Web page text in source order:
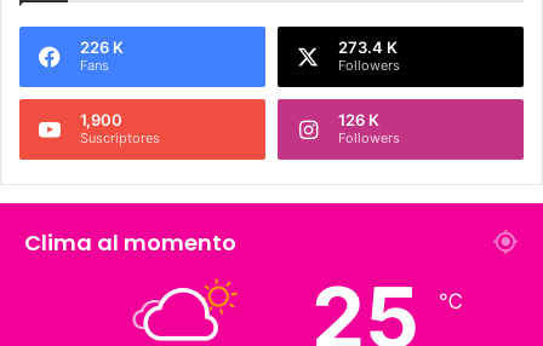
Síguenos
226 K
Fans
273.4 K
Followers
1,900